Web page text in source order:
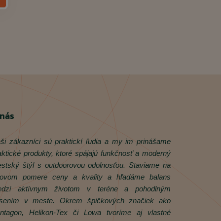
zákazníci sú praktickí ľudia a my im prinášame
produkty, ktoré spájajú funkčnosť a moderný
štýl s outdoorovou odolnosťou. Staviame na
pomere ceny a kvality a hľadáme balans
aktívnym životom v teréne a pohodlným
v meste. Okrem špičkových značiek ako
Helikon‑Tex či Lowa tvoríme aj vlastné